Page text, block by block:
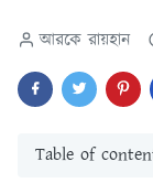
আরকে রায়হান
Table of